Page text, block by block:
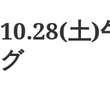
10.28(土
グ